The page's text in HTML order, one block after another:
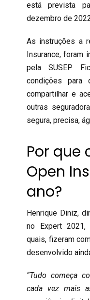
está prevista
dezembro de
As instruções a
Insurance, foram
pela SUSEP.
condições para
compartilhar e
outras
segura, precisa,
Por que
Open
ano?
Henrique Diniz,
no Expert 2021,
quais, fizeram
desenvolvido
“Tudo começa
cada vez mais